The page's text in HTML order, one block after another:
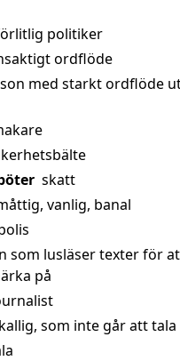
politiker
ordflöde
med starkt ordflöde
skatt
vanlig, banal
som lusläser texter för
på
som inte går att tala